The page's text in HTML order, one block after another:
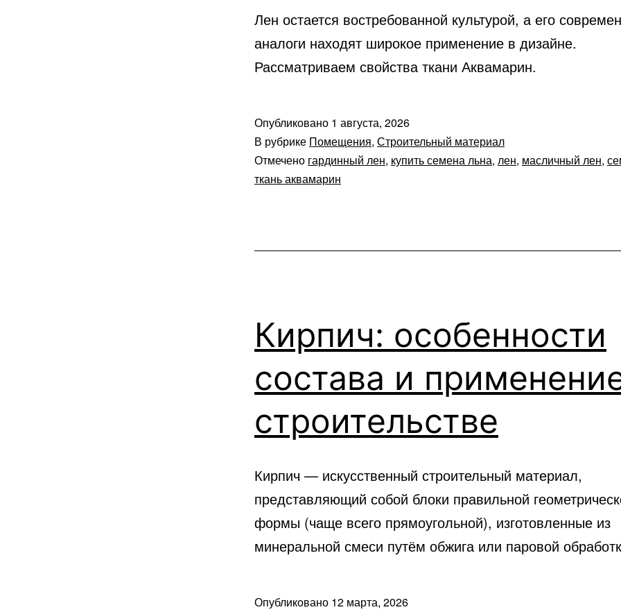
Лен остается востребованной культурой, а его
аналоги находят широкое применение в дизайне.
Рассматриваем свойства ткани Аквамарин.
Опубликовано 1 августа, 2026
В рубрике Помещения, Строительный материал
Отмечено гардинный лен, купить семена льна, лен, масличный лен,
ткань аквамарин
Кирпич: особенности
состава и
строительстве
Кирпич — искусственный строительный материал,
представляющий собой блоки правильной
формы (чаще всего прямоугольной), изготовленные из
минеральной смеси путём обжига или паровой
Опубликовано 12 марта, 2026